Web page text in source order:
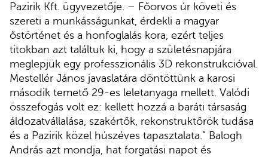
Pazirik Kft. ügyvezetője. – Főorvos úr követi és
szereti a munkásságunkat, érdekli a magyar
őstörténet és a honfoglalás kora, ezért teljes
titokban azt találtuk ki, hogy a születésnapjára
meglepjük egy professzionális 3D rekonstrukcióval.
Mestellér János javaslatára döntöttünk a karosi
második temető 29-es leletanyaga mellett. Valódi
összefogás volt ez: kellett hozzá a baráti társaság
áldozatvállalása, szakértők, rekonstruktőrök tudása
és a Pazirik közel húszéves tapasztalata.” Balogh
András azt mondja, hat forgatási napot és